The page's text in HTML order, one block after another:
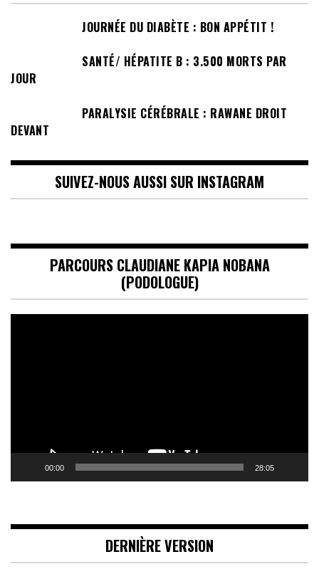
JOURNÉE DU DIABÈTE : BON APPÉTIT !
SANTÉ/ HÉPATITE B : 3.500 MORTS PAR
JOUR
PARALYSIE CÉRÉBRALE : RAWANE DROIT
DEVANT
SUIVEZ-NOUS AUSSI SUR INSTAGRAM
PARCOURS CLAUDIANE KAPIA NOBANA
(PODOLOGUE)
00:00 28:05
DERNIÈRE VERSION